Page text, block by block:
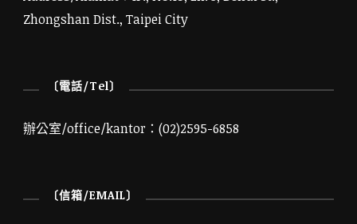
Zhongshan Dist., Taipei City
〔電話/Tel〕
辦公室/office/kantor：(02)2595-6858
〔信箱/EMAIL〕